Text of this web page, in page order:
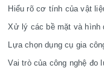
Hiểu rõ cơ tính của vật
Xử lý các bề mặt và hình
Lựa chọn dụng cụ gia
Vai trò của công nghệ đo